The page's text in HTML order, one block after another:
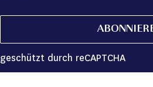
geschützt durch reCAPTCHA